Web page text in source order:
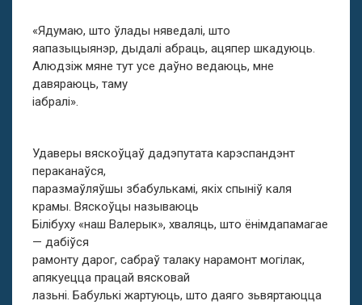
«Ядумаю, што ўлады няведалі, што
яапазыцыянэр, дыдалі абраць, ацяпер шкадуюць.
Алюдзіж мяне тут усе даўно ведаюць, мне
давяраюць, таму
іабралі».
Удаверы вяскоўцаў дадэпутата карэспандэнт
пераканаўся,
паразмаўляўшы збабулькамі, якіх спыніў каля
крамы. Вяскоўцы называюць
Білібуху «наш Валерык», хваляць, што ёнімдапамагае
— дабіўся
рамонту дарог, сабраў талаку нарамонт могілак,
апякуецца працай вясковай
лазьні. Бабулькі жартуюць, што даяго зьвяртаюцца